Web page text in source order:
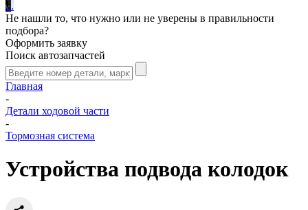
...
Не нашли то, что нужно или не уверены в правильности
подбора?
Оформить заявку
Поиск автозапчастей
Главная
-
Детали ходовой части
-
Тормозная система
Устройства подвода колодок